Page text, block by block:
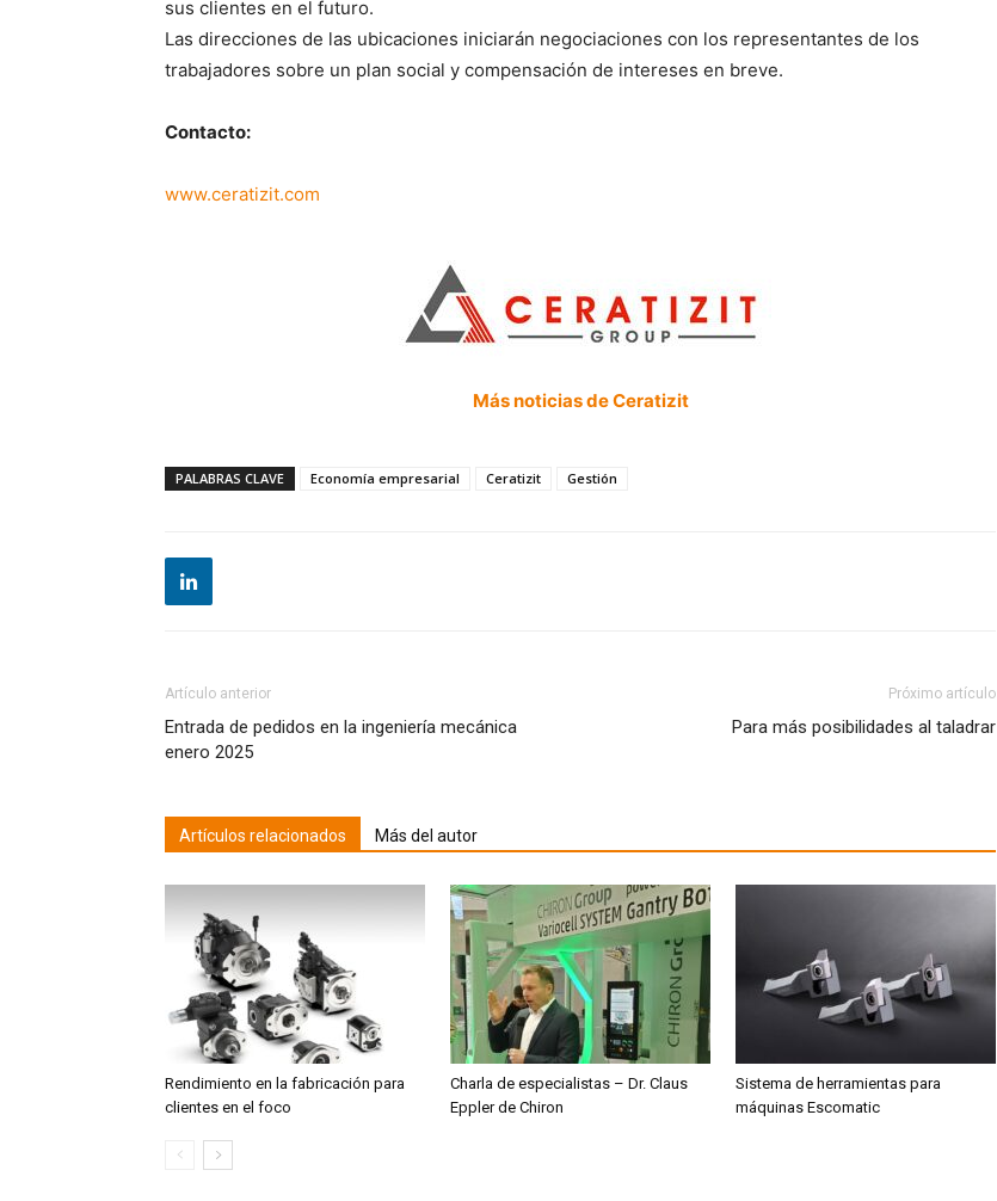
sus clientes en el futuro.
Las direcciones de las ubicaciones iniciarán negociaciones con los representantes de los
trabajadores sobre un plan social y compensación de intereses en breve.
Contacto:
www.ceratizit.com
Más noticias de Ceratizit
PALABRAS CLAVE Economía empresarial Ceratizit Gestión
Artículo anterior
Entrada de pedidos en la ingeniería mecánica
enero 2025
Próximo artículo
Para más posibilidades al taladrar
Artículos relacionados Más del autor
Rendimiento en la fabricación para
clientes en el foco
Charla de especialistas – Dr. Claus
Eppler de Chiron
Sistema de herramientas para
máquinas Escomatic